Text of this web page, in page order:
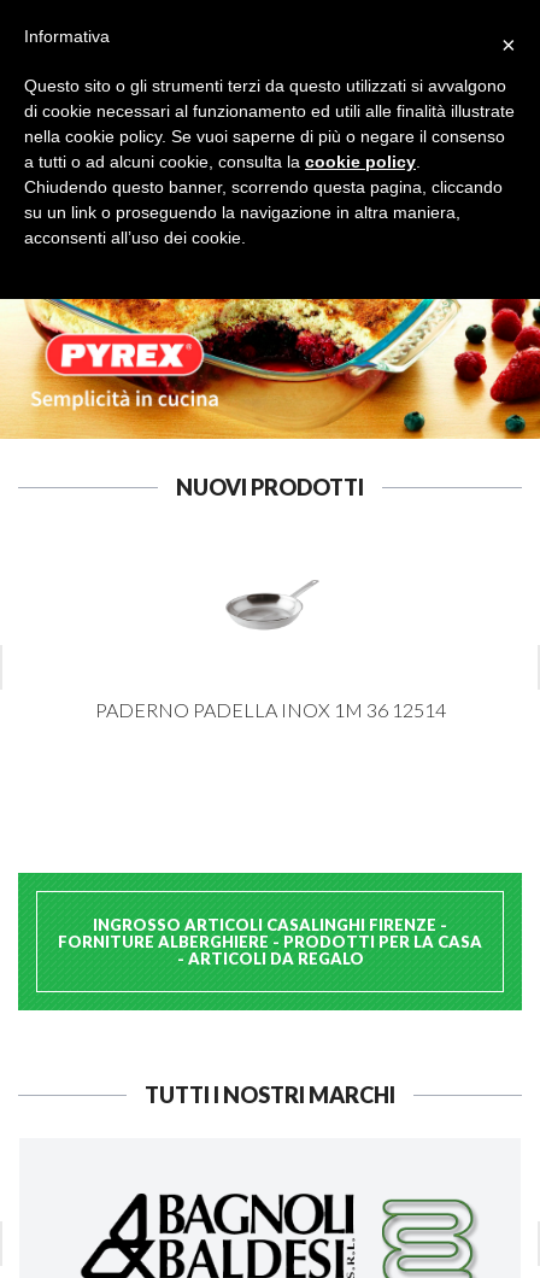
CARRELLI Cerca
NUOVI PRODOTTI
PADERNO PADELLA INOX 1M 36 12514
INGROSSO ARTICOLI CASALINGHI FIRENZE -
FORNITURE ALBERGHIERE - PRODOTTI PER LA CASA
- ARTICOLI DA REGALO
TUTTI I NOSTRI MARCHI
×
Informativa
Questo sito o gli strumenti terzi da questo utilizzati si avvalgono
di cookie necessari al funzionamento ed utili alle finalità illustrate
nella cookie policy. Se vuoi saperne di più o negare il consenso
a tutti o ad alcuni cookie, consulta la cookie policy
Chiudendo questo banner, scorrendo questa pagina, cliccando
su un link o proseguendo la navigazione in altra maniera,
acconsenti all’uso dei cookie.